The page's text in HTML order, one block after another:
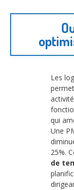
Les
qui
Une
25%.
de